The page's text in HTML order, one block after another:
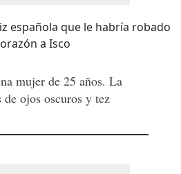
mujer de 25 años. La
de ojos oscuros y tez